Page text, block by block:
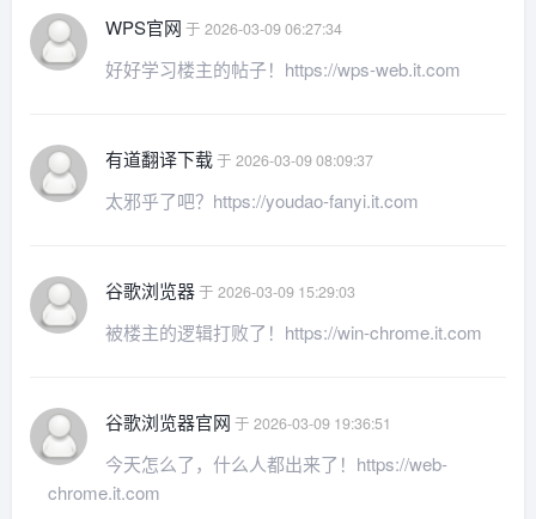
WPS官网 于 2026-03-09 06:27:34
好好学习楼主的帖子！https://wps-web.it.com
有道翻译下载于 2026-03-09 08:09:37
太邪乎了吧？https://youdao-fanyi.it.com
谷歌浏览器于 2026-03-09 15:29:03
被楼主的逻辑打败了！https://win-chrome.it.com
谷歌浏览器官网 于 2026-03-09 19:36:51
今天怎么了，什么人都出来了！https://web-
chrome.it.com